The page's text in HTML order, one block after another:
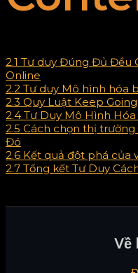
2.1 Tư duy Đúng Đủ Đều
Online
2.2 Tư duy Mô hình hóa
2.3 Quy Luật Keep Going
2.4 Tư Duy Mô Hình
2.5 Cách chọn thị
Đó
2.6 Kết quả đột phá
2.7 Tổng kết Tư Duy
Về